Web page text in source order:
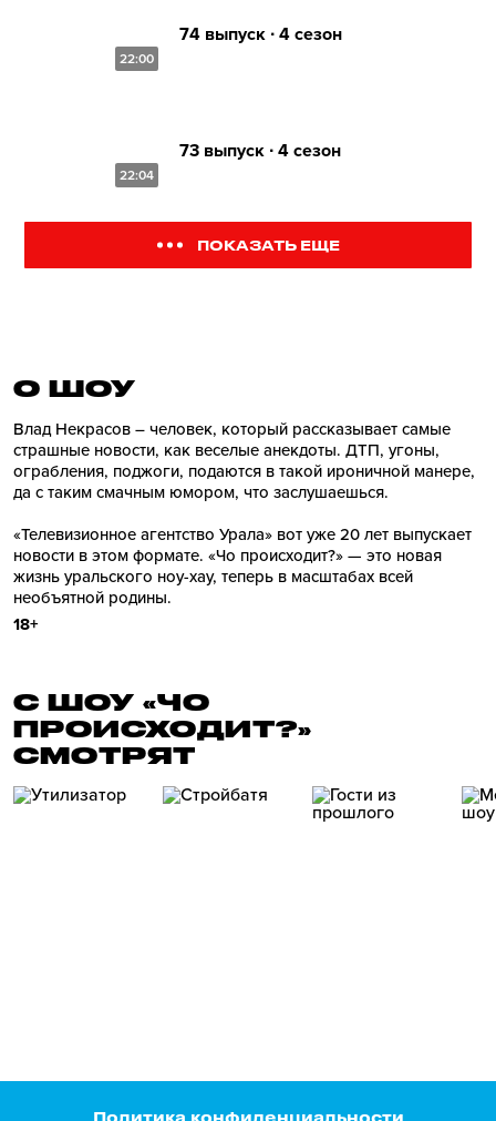
22:00
74 выпуск ∙ 4 сезон
22:04
73 выпуск ∙ 4 сезон
ПОКАЗАТЬ ЕЩЕ
О ШОУ
Влад Некрасов – человек, который рассказывает самые
страшные новости, как веселые анекдоты. ДТП, угоны,
ограбления, поджоги, подаются в такой ироничной манере,
да с таким смачным юмором, что заслушаешься.
«Телевизионное агентство Урала» вот уже 20 лет выпускает
новости в этом формате. «Чо происходит?» — это новая
жизнь уральского ноу-хау, теперь в масштабах всей
необъятной родины.
18+
С ШОУ «ЧО
ПРОИСХОДИТ?»
СМОТРЯТ
Политика конфиденциальности